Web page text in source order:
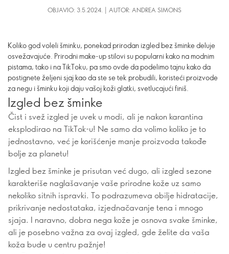
OBJAVIO: 3.5.2024. | AUTOR: ANDREA SIMONS
Koliko god voleli šminku, ponekad prirodan izgled bez šminke deluje
osvežavajuće. Prirodni make-up stilovi su popularni kako na modnim
pistama, tako i na TikToku, pa smo ovde da podelimo tajnu kako da
postignete željeni sjaj kao da ste se tek probudili, koristeći proizvode
za negu i šminku koji daju vašoj koži glatki, svetlucajući finiš.
Izgled bez šminke
Čist i svež izgled je uvek u modi, ali je nakon karantina
eksplodirao na TikTok-u! Ne samo da volimo koliko je to
jednostavno, već je korišćenje manje proizvoda takođe
bolje za planetu!
Izgled bez šminke je prisutan već dugo, ali izgled sezone
karakteriše naglašavanje vaše prirodne kože uz samo
nekoliko sitnih ispravki. To podrazumeva obilje hidratacije,
prikrivanje nedostataka, izjednačavanje tena i mnogo
sjaja. I naravno, dobra nega kože je osnova svake šminke,
ali je posebno važna za ovaj izgled, gde želite da vaša
koža bude u centru pažnje!